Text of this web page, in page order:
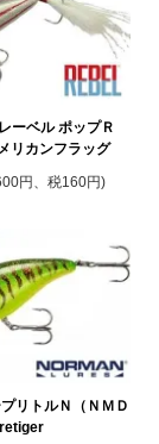
ーベル ポップＲ
リカンフラッグ
円、税160円)
リトルＮ（ＮＭＤ